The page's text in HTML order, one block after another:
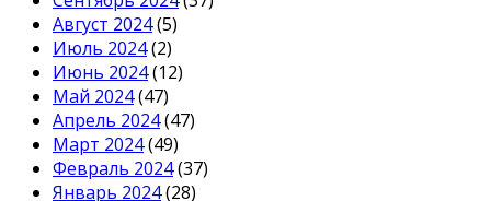
Август 2024(5)
Июль 2024(2)
Июнь 2024(12)
Май 2024(47)
Апрель 2024(47)
Март 2024(49)
Февраль 2024(37)
Январь 2024(28)